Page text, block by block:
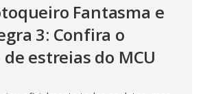
Fantasma e
3: Confira o
estreias do MCU